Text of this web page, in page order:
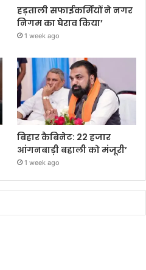
हड़ताली सफाईकर्मियों ने नगर
निगम का घेराव किया’
1 week ago
बिहार कैबिनेट: 22 हजार
आंगनबाड़ी बहाली को मंजूरी’
1 week ago